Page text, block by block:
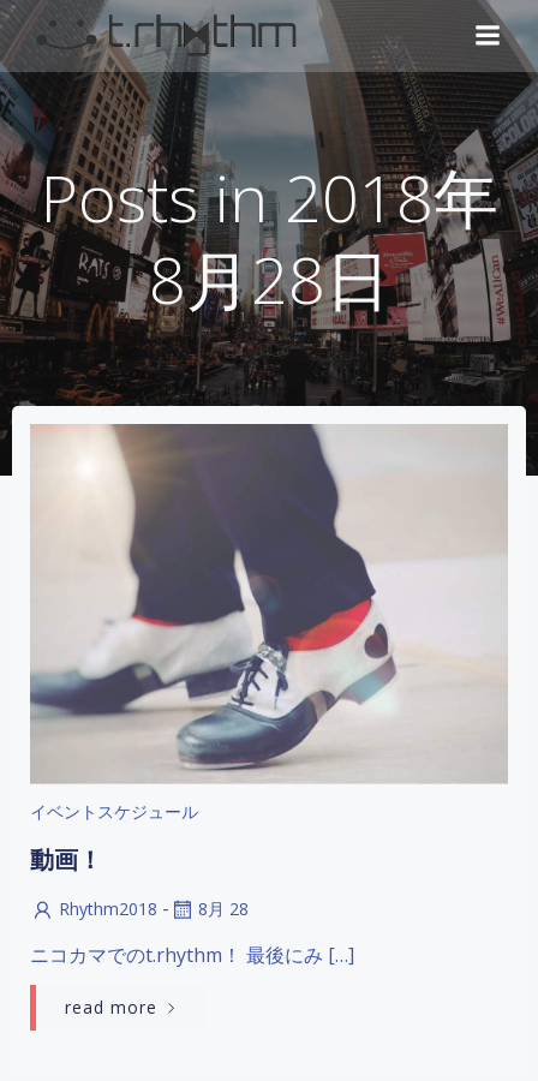
ン
テ
ツ
ス
キ
ッ
プ
Posts in 2018年
8月28日
イベントスケジュール
動画！
Rhythm2018 - 8月 28
ニコカマでのt.rhythm！ 最後にみ […]
read more